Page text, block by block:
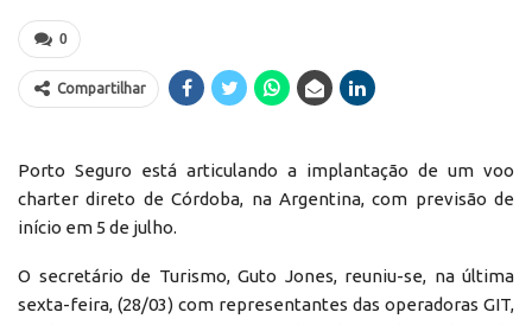
0
Compartilhar
Porto Seguro está articulando a implantação de um voo
charter direto de Córdoba, na Argentina, com previsão de
início em 5 de julho.
O secretário de Turismo, Guto Jones, reuniu-se, na última
sexta-feira, (28/03) com representantes das operadoras GIT,